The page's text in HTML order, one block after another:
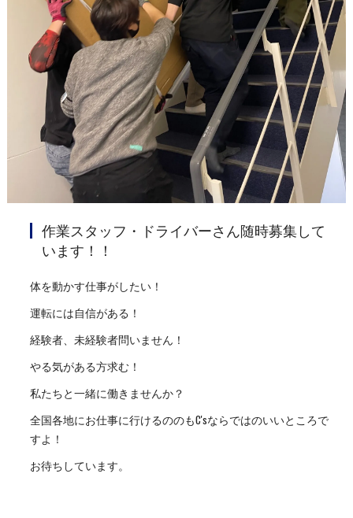
作業スタッフ・ドライバーさん随時募集して
います！！
体を動かす仕事がしたい！
運転には自信がある！
経験者、未経験者問いません！
やる気がある方求む！
私たちと一緒に働きませんか？
全国各地にお仕事に行けるののもC'sならではのいいところで
すよ！
お待ちしています。